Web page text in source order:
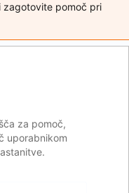
zagotovite pomoč pri
za pomoč,
uporabnikom